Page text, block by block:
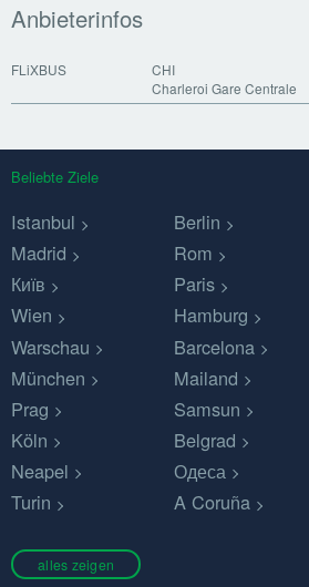
Anbieterinfos
FLiXBUS
CHI
Charleroi Gare Centrale
Beliebte Ziele
Istanbul
Berlin
Madrid
Rom
Київ
Paris
Wien
Hamburg
Warschau
Barcelona
München
Mailand
Prag
Samsun
Köln
Belgrad
Neapel
Одеса
Turin
A Coruña
alles zeigen